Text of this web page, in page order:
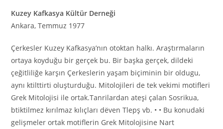
Kuzey Kafkasya Kültür Derneği
Ankara, Temmuz 1977
Çerkesler Kuzey Kafkasya’nın otoktan halkı. Araştırmaların
ortaya koyduğu bir gerçek bu. Bir başka gerçek, dildeki
çeğitliliğe karşın Çerkeslerin yaşam biçiminin bir oldugu,
aynı ktilttirti oluşturduğu. Mitolojileri de tek vekimi motifleri
Grek Mitolojisi ile ortak.Tanrilardan ateşi çalan Sosrikua,
btiktilmez kırılmaz kılıçları dёven Tlepş vb. • • Bu konudaki
gelişmeler ortak motiflerin Grek Mitolojisine Nart